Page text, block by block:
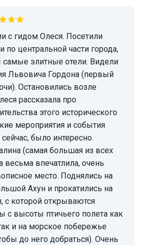
по центральной части города,
элитные отели. Видели
Львовича Гордона (первый
Остановились возле
рассказала про
этого исторического
мероприятия и события
было интересно.
(самая большая из всех
весьма впечатлила, очень
место. Поднялись на
Ахун и прокатились на
с которой открываются
высоты птичьего полета как
и на морское побережье
до него добраться). Очень